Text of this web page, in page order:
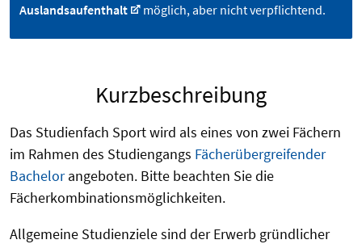
Auslandsaufenthalt
möglich, aber nicht verpflichtend.
Kurzbeschreibung
Das Studienfach Sport wird als eines von zwei Fächern
im Rahmen des Studiengangs Fächerübergreifender
Bachelorangeboten. Bitte beachten Sie die
Fächerkombinationsmöglichkeiten.
Allgemeine Studienziele sind der Erwerb gründlicher